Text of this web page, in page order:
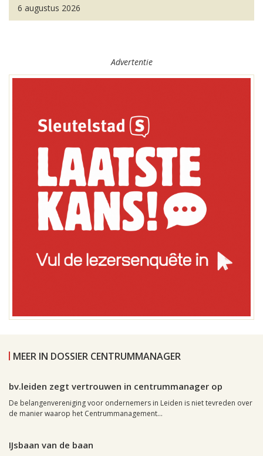
6 augustus 2026
Advertentie
MEER IN DOSSIER CENTRUMMANAGER
bv.leiden zegt vertrouwen in centrummanager op
De belangenvereniging voor ondernemers in Leiden is niet tevreden over
de manier waarop het Centrummanagement...
IJsbaan van de baan